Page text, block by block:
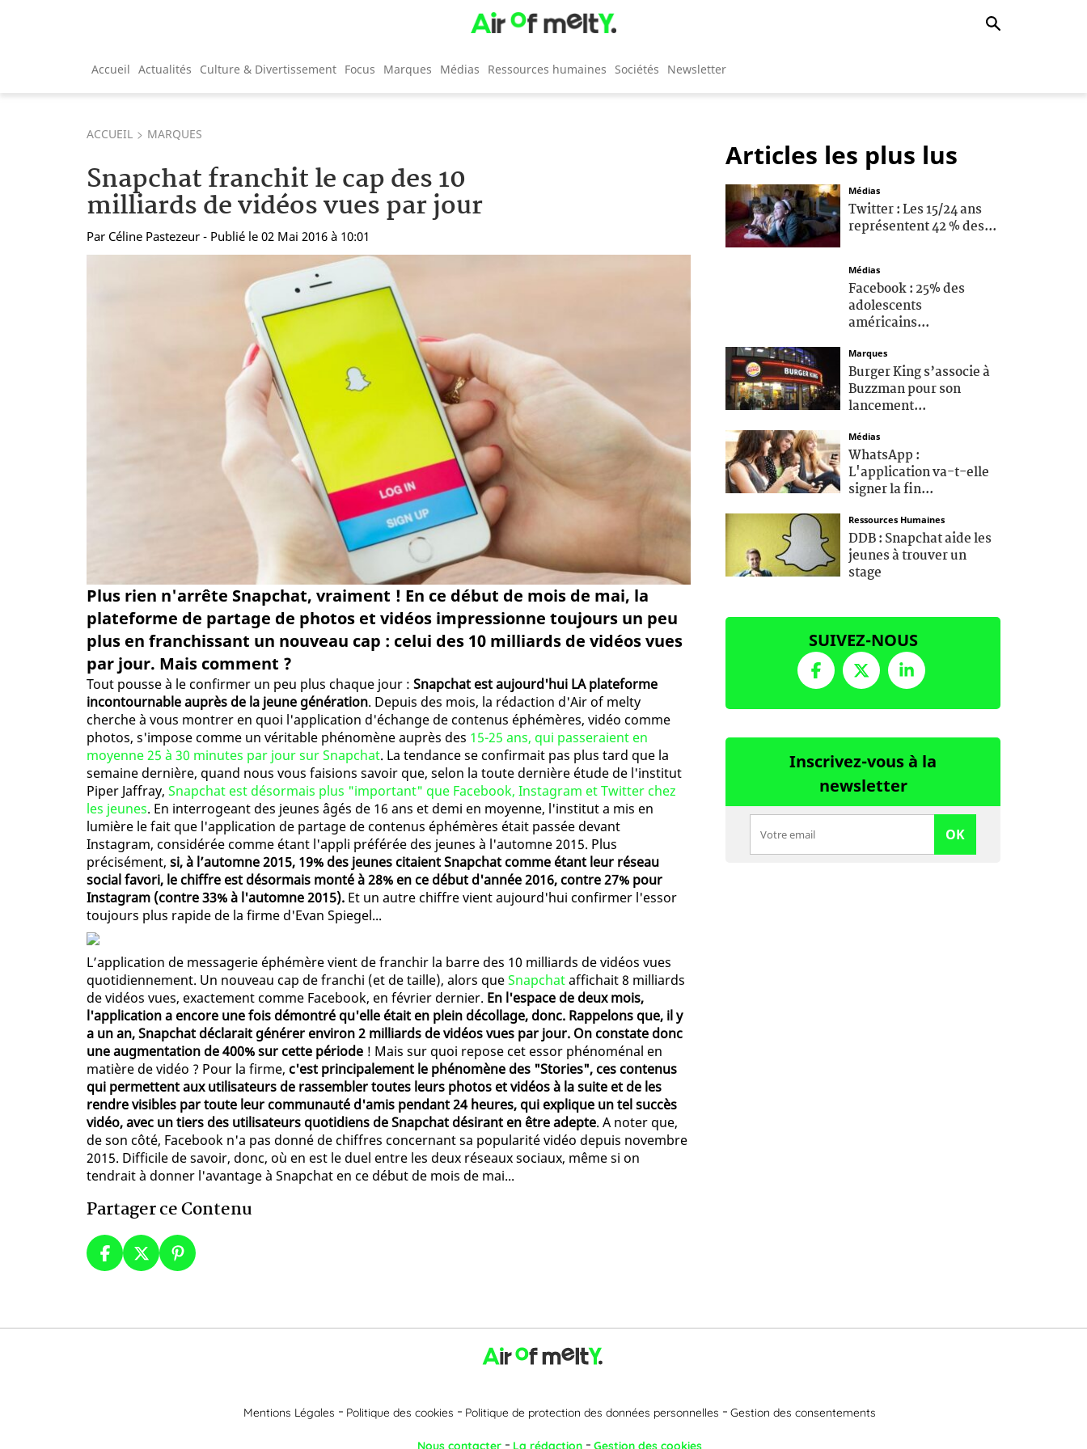
Accueil Actualités Culture & Divertissement Focus Marques Médias Ressources humaines Sociétés Newsletter
ACCUEIL MARQUES
Snapchat franchit le cap des 10
milliards de vidéos vues par jour
Par Céline Pastezeur - Publié le 02 Mai 2016 à 10:01
Plus rien n'arrête Snapchat, vraiment ! En ce début de mois de mai, la
plateforme de partage de photos et vidéos impressionne toujours un peu
plus en franchissant un nouveau cap : celui des 10 milliards de vidéos vues
par jour. Mais comment ?
Tout pousse à le confirmer un peu plus chaque jour : Snapchat est aujourd'hui LA plateforme
incontournable auprès de la jeune génération. Depuis des mois, la rédaction d'Air of melty
cherche à vous montrer en quoi l'application d'échange de contenus éphémères, vidéo comme
photos, s'impose comme un véritable phénomène auprès des 15-25 ans, qui passeraient en
moyenne 25 à 30 minutes par jour sur Snapchat. La tendance se confirmait pas plus tard que la
semaine dernière, quand nous vous faisions savoir que, selon la toute dernière étude de l'institut
Piper Jaffray, Snapchat est désormais plus "important" que Facebook, Instagram et Twitter chez
les jeunes. En interrogeant des jeunes âgés de 16 ans et demi en moyenne, l'institut a mis en
lumière le fait que l'application de partage de contenus éphémères était passée devant
Instagram, considérée comme étant l'appli préférée des jeunes à l'automne 2015. Plus
précisément, si, à l’automne 2015, 19% des jeunes citaient Snapchat comme étant leur réseau
social favori, le chiffre est désormais monté à 28% en ce début d'année 2016, contre 27% pour
Instagram (contre 33% à l'automne 2015). Et un autre chiffre vient aujourd'hui confirmer l'essor
toujours plus rapide de la firme d'Evan Spiegel...
L’application de messagerie éphémère vient de franchir la barre des 10 milliards de vidéos vues
quotidiennement. Un nouveau cap de franchi (et de taille), alors queSnapchataffichait 8 milliards
de vidéos vues, exactement comme Facebook, en février dernier. En l'espace de deux mois,
l'application a encore une fois démontré qu'elle était en plein décollage, donc. Rappelons que, il y
a un an, Snapchat déclarait générer environ 2 milliards de vidéos vues par jour. On constate donc
une augmentation de 400% sur cette période ! Mais sur quoi repose cet essor phénoménal en
matière de vidéo ? Pour la firme, c'est principalement le phénomène des "Stories", ces contenus
qui permettent aux utilisateurs de rassembler toutes leurs photos et vidéos à la suite et de les
rendre visibles par toute leur communauté d'amis pendant 24 heures, qui explique un tel succès
vidéo, avec un tiers des utilisateurs quotidiens de Snapchat désirant en être adepte. A noter que,
de son côté, Facebook n'a pas donné de chiffres concernant sa popularité vidéo depuis novembre
2015. Difficile de savoir, donc, où en est le duel entre les deux réseaux sociaux, même si on
tendrait à donner l'avantage à Snapchat en ce début de mois de mai...
Partager ce Contenu
Articles les plus lus
Médias
Twitter : Les 15/24 ans
représentent 42 % des...
Médias
Facebook : 25% des
adolescents
américains...
Marques
Burger King s’associe à
Buzzman pour son
lancement...
Médias
WhatsApp :
L'application va-t-elle
signer la fin...
Ressources Humaines
DDB : Snapchat aide les
jeunes à trouver un
stage
SUIVEZ-NOUS
Inscrivez-vous à la
newsletter
OK
Mentions Légales Politique des cookies Politique de protection des données personnelles Gestion des consentements
Nous contacter La rédaction Gestion des cookies